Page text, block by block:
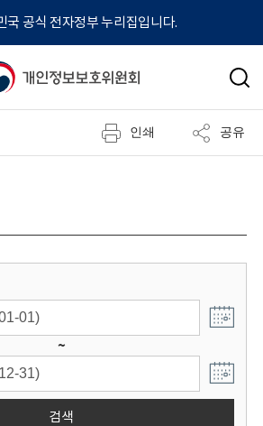
국 공식 전자정부 누리집입니다.
검
인쇄 공유
~
검색